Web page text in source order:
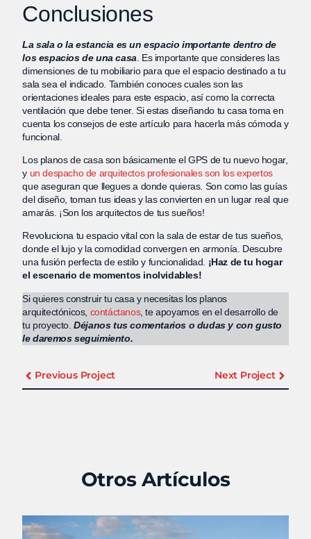
Conclusiones
La sala o la estancia es un espacio importante dentro de
los espacios de una casa . Es importante que consideres las
dimensiones de tu mobiliario para que el espacio destinado a tu
sala sea el indicado. También conoces cuales son las
orientaciones ideales para este espacio, así como la correcta
ventilación que debe tener. Si estas diseñando tu casa toma en
cuenta los consejos de este artículo para hacerla más cómoda y
funcional.
Los planos de casa son básicamente el GPS de tu nuevo hogar,
y un despacho de arquitectos profesionales son los expertos
que aseguran que llegues a donde quieras. Son como las guías
del diseño, toman tus ideas y las convierten en un lugar real que
amarás. ¡Son los arquitectos de tus sueños!
Revoluciona tu espacio vital con la sala de estar de tus sueños,
donde el lujo y la comodidad convergen en armonía. Descubre
una fusión perfecta de estilo y funcionalidad. ¡Haz de tu hogar
el escenario de momentos inolvidables!
Si quieres construir tu casa y necesitas los planos
arquitectónicos, contáctanos, te apoyamos en el desarrollo de
tu proyecto.Déjanos tus comentarios o dudas y con gusto
le daremos seguimiento.
Previous Project Next Project
Otros Artículos